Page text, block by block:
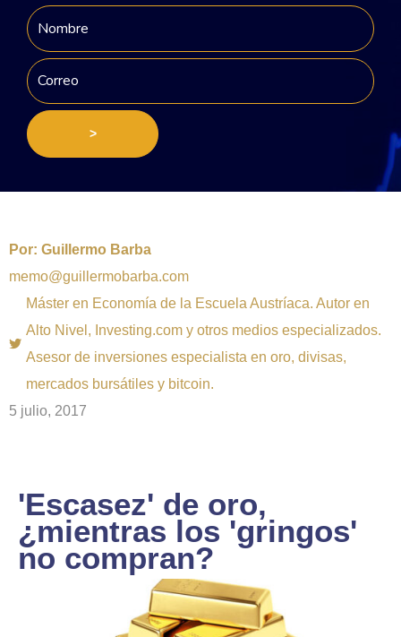
>
Por: Guillermo Barba
memo@guillermobarba.com
Máster en Economía de la Escuela Austríaca. Autor en
Alto Nivel, Investing.com y otros medios especializados.
Asesor de inversiones especialista en oro, divisas,
mercados bursátiles y bitcoin.
5 julio, 2017
'Escasez' de oro,
¿mientras los 'gringos'
no compran?